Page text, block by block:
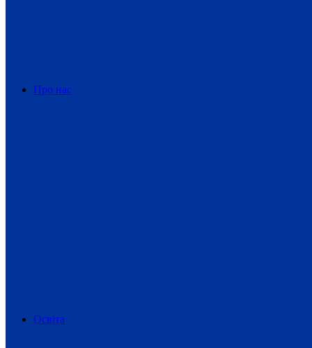
Про нас
Освіта